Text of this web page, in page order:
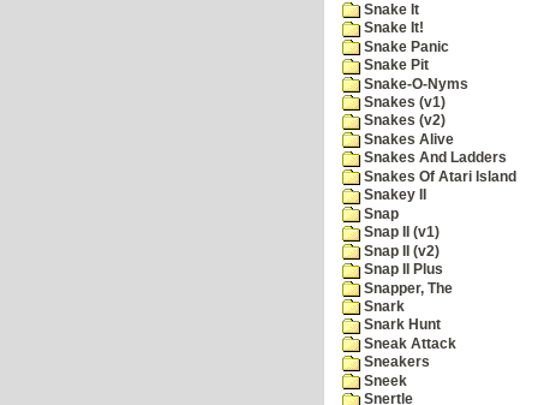
Snake It
Snake It!
Snake Panic
Snake Pit
Snake-O-Nyms
Snakes (v1)
Snakes (v2)
Snakes Alive
Snakes And Ladders
Snakes Of Atari Island
Snakey II
Snap
Snap II (v1)
Snap II (v2)
Snap II Plus
Snapper, The
Snark
Snark Hunt
Sneak Attack
Sneakers
Sneek
Snertle